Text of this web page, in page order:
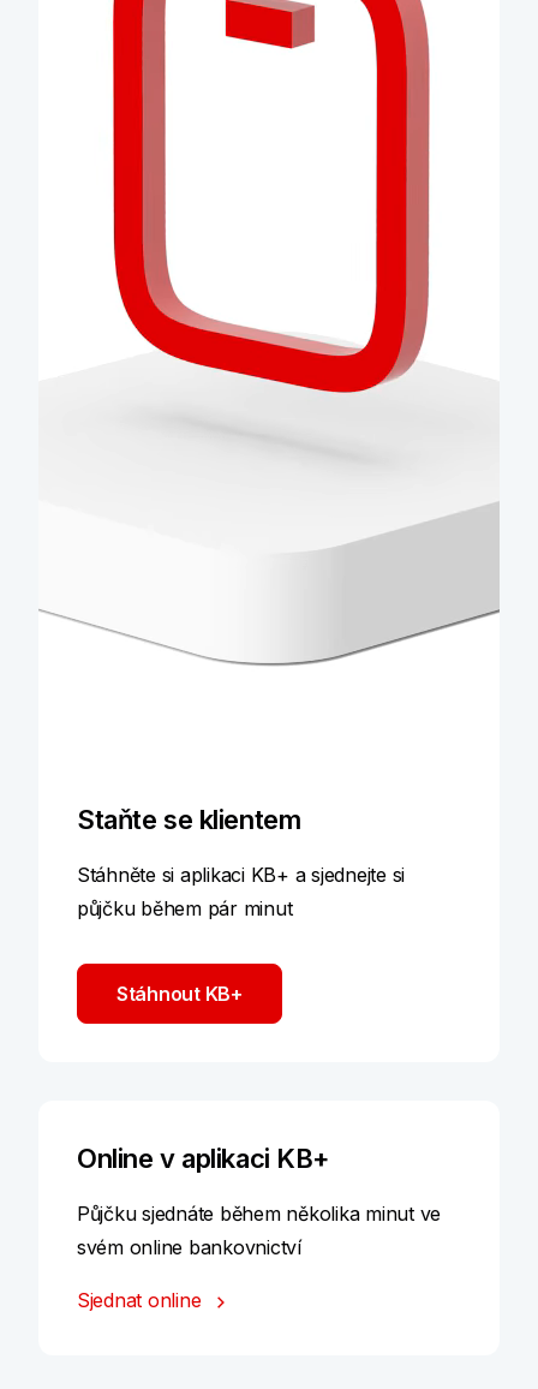
Staňte se klientem
Stáhněte si aplikaci KB+ a sjednejte si
půjčku během pár minut
Stáhnout KB+
Online v aplikaci KB+
Půjčku sjednáte během několika minut ve
svém online bankovnictví
Sjednat online